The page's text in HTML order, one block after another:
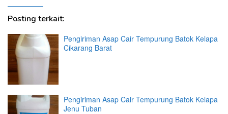
Posting terkait:
Pengiriman Asap Cair Tempurung Batok Kelapa
Cikarang Barat
Pengiriman Asap Cair Tempurung Batok Kelapa
Jenu Tuban